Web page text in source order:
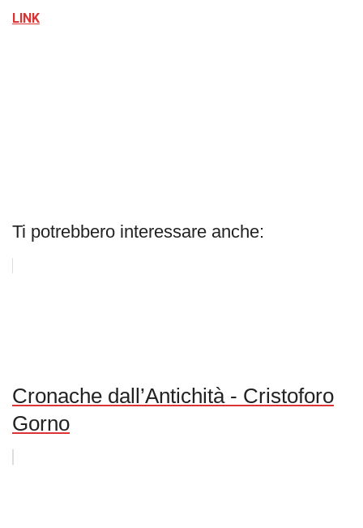
LINK
Ti potrebbero interessare anche:
Cronache dall’Antichità - Cristoforo
Gorno